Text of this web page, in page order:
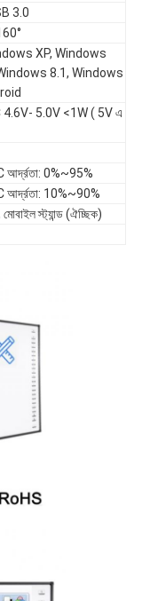
3.0
XP, Windows
8.1, Windows
4.6V- 5.0V <1W ( 5V এ
আর্দ্রতা: 0%~95%
আর্দ্রতা: 10%~90%
মোবাইল স্ট্যান্ড (ঐচ্ছিক)